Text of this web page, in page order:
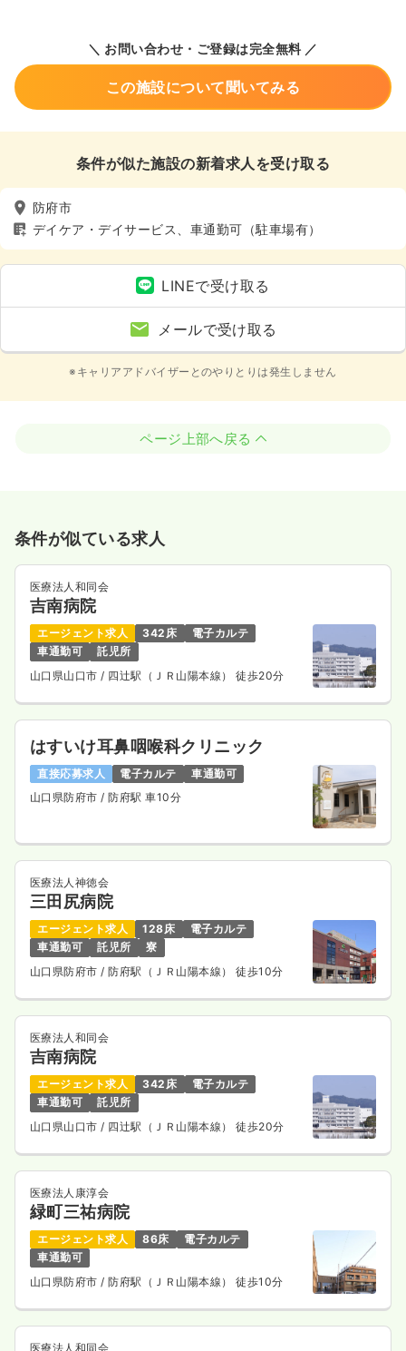
＼ お問い合わせ・ご登録は完全無料 ／
この施設について聞いてみる
条件が似た施設の新着求人を受け取る
防府市
デイケア・デイサービス、車通勤可（駐車場有）
LINEで受け取る
メールで受け取る
※キャリアアドバイザーとのやりとりは発生しません
ページ上部へ戻る
条件が似ている求人
医療法人和同会
吉南病院
エージェント求人 342床
電子カルテ
車通勤可
託児所
山口県山口市 / 四辻駅（ＪＲ山陽本線） 徒歩20分
はすいけ耳鼻咽喉科クリニック
直接応募求人 電子カルテ
車通勤可
山口県防府市/ 防府駅 車10分
医療法人神徳会
三田尻病院
エージェント求人 128床
電子カルテ
車通勤可
託児所
寮
山口県防府市 / 防府駅（ＪＲ山陽本線） 徒歩10分
医療法人和同会
吉南病院
エージェント求人 342床
電子カルテ
車通勤可
託児所
山口県山口市 / 四辻駅（ＪＲ山陽本線） 徒歩20分
医療法人康淳会
緑町三祐病院
エージェント求人 86床
電子カルテ
車通勤可
山口県防府市 / 防府駅（ＪＲ山陽本線） 徒歩10分
医療法人和同会